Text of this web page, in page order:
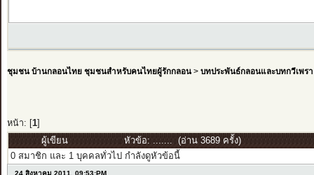
ชุมชน บ้านกลอนไทย ชุมชนสำหรับคนไทยผู้รักกลอน> บทประพันธ์กลอนและบทกวีเพรา
หน้า: [ 1]
ผู้เขียน
หัวข้อ: ....... (อ่าน 3689 ครั้ง)
0 สมาชิก และ 1 บุคคลทั่วไป กำลังดูหัวข้อนี้
24 สิงหาคม 2011, 09:53:PM